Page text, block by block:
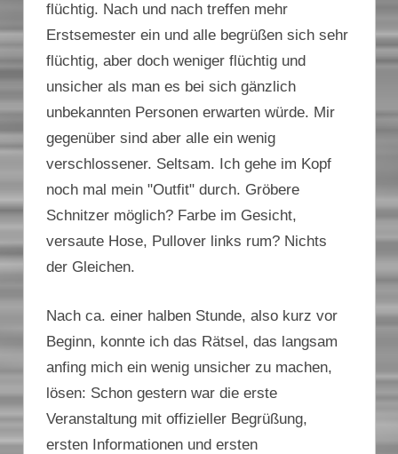
flüchtig. Nach und nach treffen mehr
Erstsemester ein und alle begrüßen sich sehr
flüchtig, aber doch weniger flüchtig und
unsicher als man es bei sich gänzlich
unbekannten Personen erwarten würde. Mir
gegenüber sind aber alle ein wenig
verschlossener. Seltsam. Ich gehe im Kopf
noch mal mein "Outfit" durch. Gröbere
Schnitzer möglich? Farbe im Gesicht,
versaute Hose, Pullover links rum? Nichts
der Gleichen.
Nach ca. einer halben Stunde, also kurz vor
Beginn, konnte ich das Rätsel, das langsam
anfing mich ein wenig unsicher zu machen,
lösen: Schon gestern war die erste
Veranstaltung mit offizieller Begrüßung,
ersten Informationen und ersten